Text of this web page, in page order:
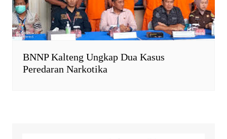
BNNP Kalteng Ungkap Dua Kasus
Peredaran Narkotika